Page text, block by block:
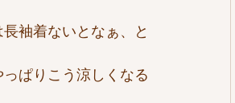
袖着ないとなぁ、と
ぱりこう涼しくなる